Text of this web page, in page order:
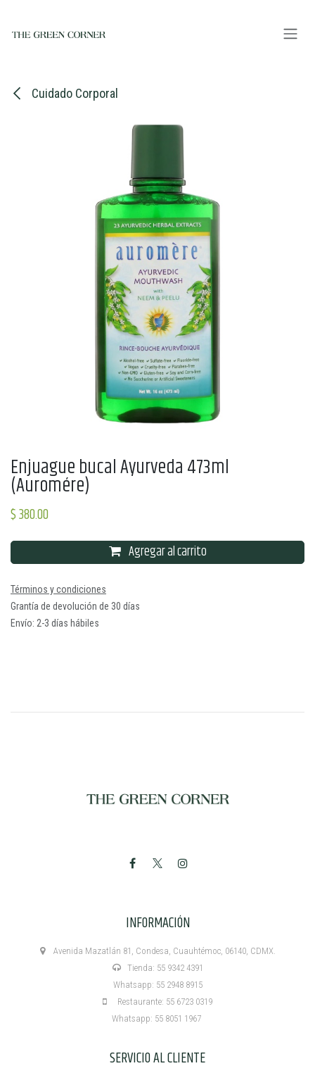
Cuidado Corporal
Enjuague bucal Ayurveda 473ml
(Auromére)
$380.00
Agregar al carrito
Términos y condiciones
Grantía de devolución de 30 días
Envío: 2-3 días hábiles
INFORMACIÓN
Avenida Mazatlán 81, Condesa, Cuauhtémoc, 06140, CDMX.
Tienda: 55 9342 4391
Whatsapp: 55 2948 8915
Restaurante: 55 6723 0319
Whatsapp: 55 8051 1967
SERVICIO AL CLIENTE